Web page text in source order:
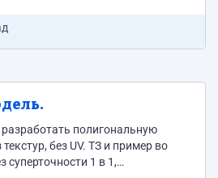
полигональную
без UV. ТЗ и пример во
1 в 1,